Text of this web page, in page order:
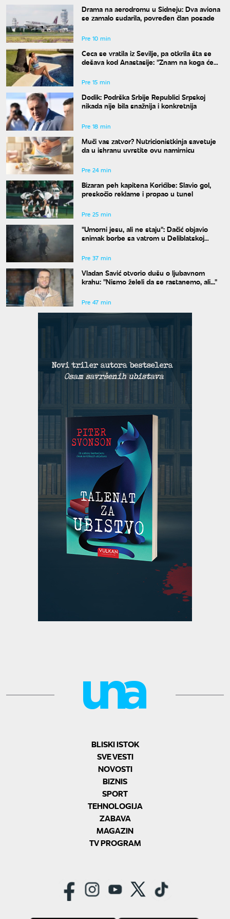
Drama na aerodromu u Sidneju: Dva aviona
se zamalo sudarila, povređen član posade
Pre 10 min
Ceca se vratila iz Sevilje, pa otkrila šta se
dešava kod Anastasije: "Znam na koga će
Pre 15 min
Dodik: Podrška Srbije Republici Srpskoj
nikada nije bila snažnija i konkretnija
Pre 18 min
Muči vas zatvor? Nutricionistkinja savetuje
da u ishranu uvrstite ovu namirnicu
Pre 24 min
Bizaran peh kapitena Korićibe: Slavio gol,
preskočio reklame i propao u tunel
Pre 25 min
"Umorni jesu, ali ne staju": Dačić objavio
snimak borbe sa vatrom u Deliblatskoj
Pre 37 min
Vladan Savić otvorio dušu o ljubavnom
krahu: "Nismo želeli da se rastanemo, ali..."
Pre 47 min
BLISKI ISTOK
SVE VESTI
NOVOSTI
BIZNIS
SPORT
TEHNOLOGIJA
ZABAVA
MAGAZIN
TV PROGRAM